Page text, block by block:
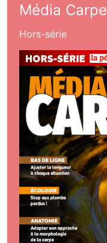
Média Carpe
Hors-série